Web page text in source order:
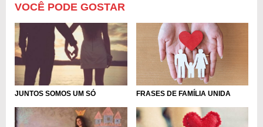
VOCÊ PODE GOSTAR
JUNTOS SOMOS UM SÓ FRASES DE FAMÍLIA UNIDA